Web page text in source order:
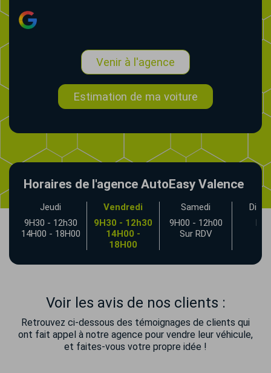
Venir à l'agence
Estimation de ma voiture
Horaires de l'agence AutoEasy Valence
Jeudi
9H30 - 12h30
14H00 - 18H00
Vendredi
9H30 - 12h30
14H00 -
18H00
Samedi
9H00 - 12h00
Sur RDV
Voir les avis de nos clients :
Retrouvez ci-dessous des témoignages de clients qui
ont fait appel à notre agence pour vendre leur véhicule,
et faites-vous votre propre idée !